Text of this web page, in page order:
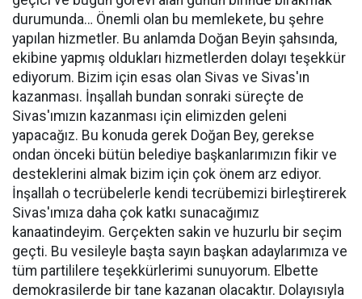
durumunda… Önemli olan bu memlekete, bu şehre
yapılan hizmetler. Bu anlamda Doğan Beyin şahsında,
ekibine yapmış oldukları hizmetlerden dolayı teşekkür
ediyorum. Bizim için esas olan Sivas ve Sivas'ın
kazanması. İnşallah bundan sonraki süreçte de
Sivas'ımızın kazanması için elimizden geleni
yapacağız. Bu konuda gerek Doğan Bey, gerekse
ondan önceki bütün belediye başkanlarımızın fikir ve
desteklerini almak bizim için çok önem arz ediyor.
İnşallah o tecrübelerle kendi tecrübemizi birleştirerek
Sivas'ımıza daha çok katkı sunacağımız
kanaatindeyim. Gerçekten sakin ve huzurlu bir seçim
geçti. Bu vesileyle başta sayın başkan adaylarımıza ve
tüm partililere teşekkürlerimi sunuyorum. Elbette
demokrasilerde bir tane kazanan olacaktır. Dolayısıyla